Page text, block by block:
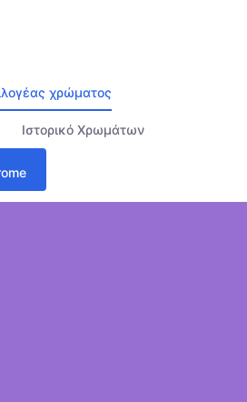
χρώματος
Ιστορικό Χρωμάτων